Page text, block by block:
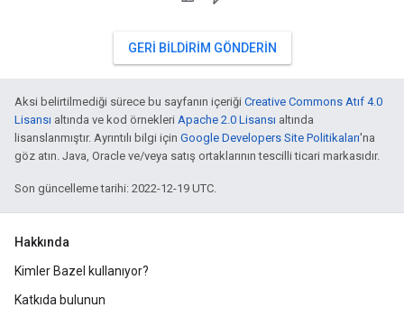
GERI BILDIRIM GÖNDERIN
Aksi belirtilmediği sürece bu sayfanın içeriği Creative Commons Atıf 4.0
Lisansı altında ve kod örnekleri Apache 2.0 Lisansı altında
lisanslanmıştır. Ayrıntılı bilgi için Google Developers Site Politikaları'na
göz atın. Java, Oracle ve/veya satış ortaklarının tescilli ticari markasıdır.
Son güncelleme tarihi: 2022-12-19 UTC.
Hakkında
Kimler Bazel kullanıyor?
Katkıda bulunun